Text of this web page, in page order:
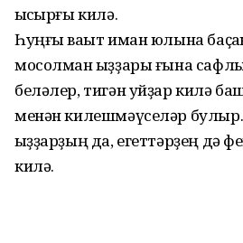
ҡысҡырғы килә.
Һуңғы ваҡыт иман юлына
мосолман ҡыҙҙары ғына
беләлер, тигән уйҙар килә
менән килешмәүселәр
ҡыҙҙарҙың да, егеттәрҙең дә
килә.